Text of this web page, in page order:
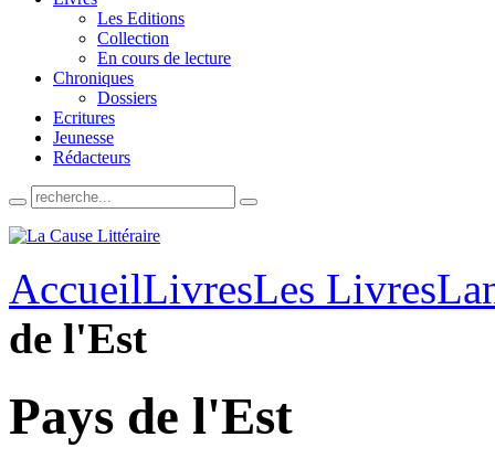
Les Editions
Collection
En cours de lecture
Chroniques
Dossiers
Ecritures
Jeunesse
Rédacteurs
AccueilLivresLes Livres
de l'Est
Pays de l'Est